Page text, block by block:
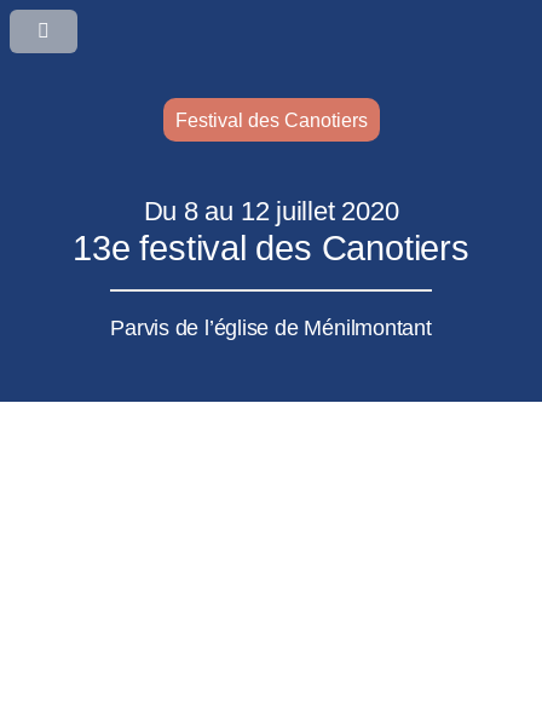
Festival des Canotiers
Du 8 au 12 juillet 2020
13e festival des Canotiers
Parvis de l’église de Ménilmontant